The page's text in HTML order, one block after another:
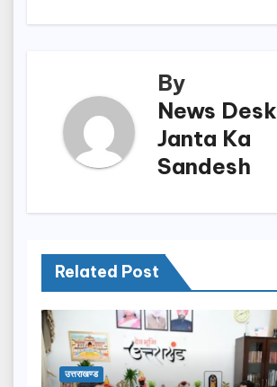
k
By
News Desk
Janta Ka
Sandesh
Related Post
उत्तराखण्ड